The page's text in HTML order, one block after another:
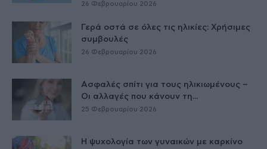
26 Φεβρουαρίου 2026
Γερά οστά σε όλες τις ηλικίες: Χρήσιμες
συμβουλές
26 Φεβρουαρίου 2026
Ασφαλές σπίτι για τους ηλικιωμένους –
Οι αλλαγές που κάνουν τη...
25 Φεβρουαρίου 2026
Η ψυχολογία των γυναικών με καρκίνο